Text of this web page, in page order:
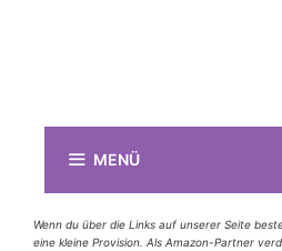
MENÜ
Wenn du über die Links auf unserer Seite
eine kleine Provision. Als Amazon-Partner